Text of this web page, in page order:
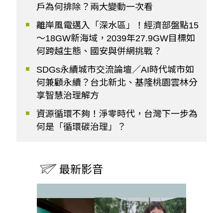
戶為何排除？兩大變動一次看
離岸風電邁入「深水區」！經濟部盤點15
～18GW新海域，2039年27.9GW目標如
何跨越生態、國安與併網挑戰？
SDGs永續城市交流論壇／AI時代城市如
何兼顧永續？台北新北、基隆桃園雲林分
享智慧治理解方
資源循環不夠！淨零時代，台灣下一步為
何是「循環碳治理」？
最新影音